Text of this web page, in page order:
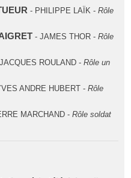
- PHILIPPE LAÏK - Rôle
- JAMES THOR - Rôle
ROULAND - Rôle un
ANDRE HUBERT - Rôle
MARCHAND - Rôle soldat